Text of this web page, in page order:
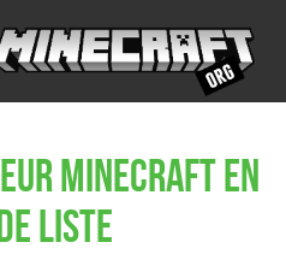
Minecraft en
liste